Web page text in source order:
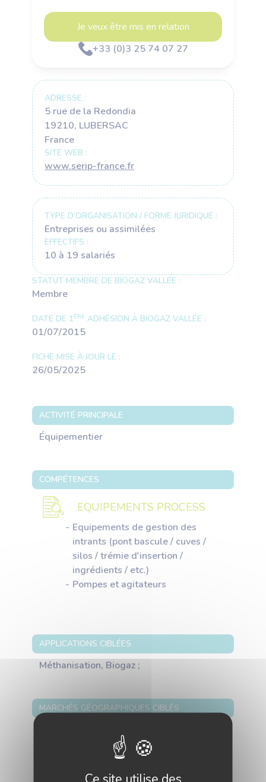
STATUT MEMBRE DE BIOGAZ VALLÉE :
Membre
DATE DE 1ÈRE ADHÉSION À BIOGAZ VALLÉE :
01/07/2015
FICHE MISE À JOUR LE :
26/05/2025
ACTIVITÉ PRINCIPALE
Équipementier
COMPÉTENCES
EQUIPEMENTS PROCESS
Equipements de gestion des
intrants (pont bascule / cuves /
silos / trémie d'insertion /
ingrédients / etc.)
Pompes et agitateurs
APPLICATIONS CIBLÉES
Méthanisation, Biogaz ;
MARCHÉS GÉOGRAPHIQUES CIBLÉS
Autriche , Azerbaïdjan , Belgique ,
Biélorussie , Bosnie-Herzégovine ,
Bulgarie , Chypre , Croatie , Danemark ,
Je veux être mis en relation
+33 (0)3 25 74 07 27
ADRESSE :
5 rue de la Redondia
19210, LUBERSAC
France
SITE WEB :
www.serip-france.fr
TYPE D’ORGANISATION / FORME JURIDIQUE :
Entreprises ou assimilées
EFFECTIFS :
10 à 19 salariés